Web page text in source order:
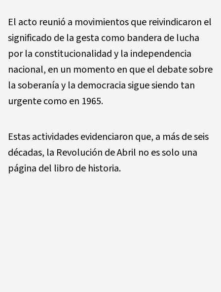
El acto reunió a movimientos que reivindicaron el
significado de la gesta como bandera de lucha
por la constitucionalidad y la independencia
nacional, en un momento en que el debate sobre
la soberanía y la democracia sigue siendo tan
urgente como en 1965.
Estas actividades evidenciaron que, a más de seis
décadas, la Revolución de Abril no es solo una
página del libro de historia.